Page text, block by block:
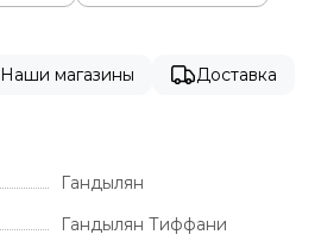
Наши магазины Доставка
Гандылян
Гандылян Тиффани